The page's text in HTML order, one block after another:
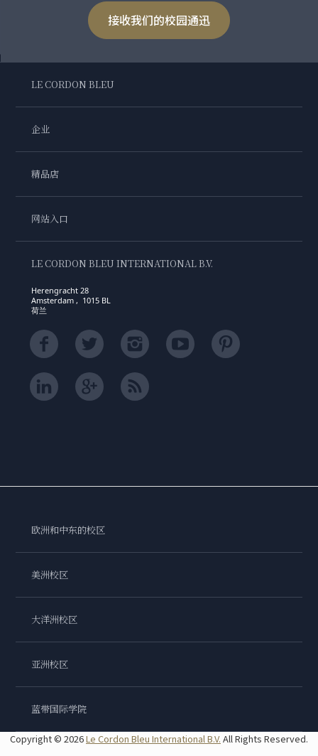
接收我们的校园通迅
LE CORDON BLEU
企业
精品店
网站入口
LE CORDON BLEU INTERNATIONAL B.V.
Herengracht 28
Amsterdam , 1015 BL
荷兰
欧洲和中东的校区
美洲校区
大洋洲校区
亚洲校区
蓝带国际学院
Copyright © 2026Le Cordon Bleu International B.V. All Rights Reserved.